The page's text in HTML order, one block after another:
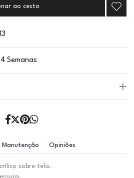
ao cesto
Semanas
Manutenção Opiniões
sobre tela.